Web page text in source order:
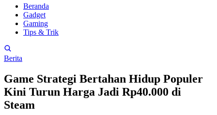
Beranda
Gadget
Gaming
Tips & Trik
Berita
Game Strategi Bertahan Hidup Populer
Kini Turun Harga Jadi Rp40.000 di
Steam